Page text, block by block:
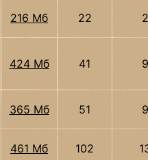
216 Мб 22
424 Мб 41
365 Мб 51
461 Мб 102